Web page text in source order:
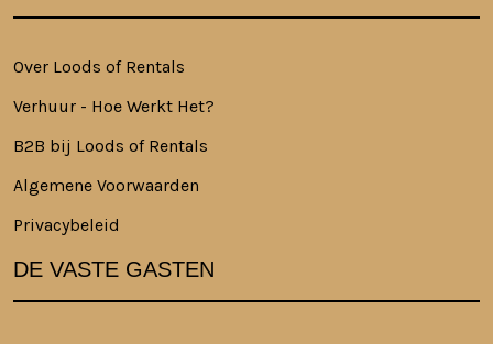
Over Loods of Rentals
Verhuur - Hoe Werkt Het?
B2B bij Loods of Rentals
Algemene Voorwaarden
Privacybeleid
DE VASTE GASTEN